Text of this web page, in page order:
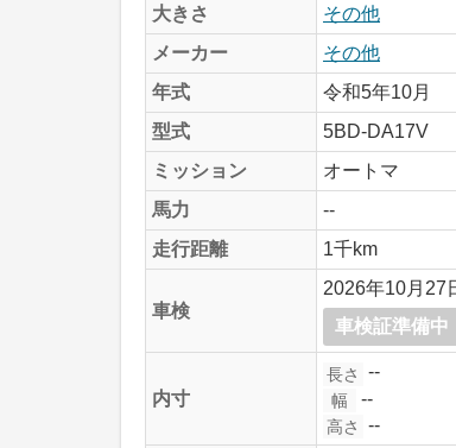
大きさ
その他
メーカー
その他
年式
令和5年10月
型式
5BD-DA17V
ミッション
オートマ
馬力
--
走行距離
1千km
車検
2026年10月27
車検証準備中
内寸
長さ --
幅 --
高さ
--